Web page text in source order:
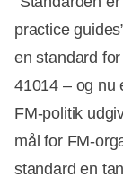
practice
en standard
41014 – og nu
FM-politik
mål for FM-
standard en